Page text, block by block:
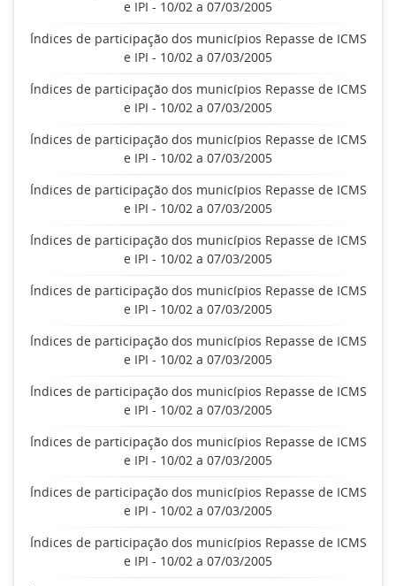
e IPI - 10/02 a 07/03/2005
Índices de participação dos municípios Repasse de ICMS
e IPI - 10/02 a 07/03/2005
Índices de participação dos municípios Repasse de ICMS
e IPI - 10/02 a 07/03/2005
Índices de participação dos municípios Repasse de ICMS
e IPI - 10/02 a 07/03/2005
Índices de participação dos municípios Repasse de ICMS
e IPI - 10/02 a 07/03/2005
Índices de participação dos municípios Repasse de ICMS
e IPI - 10/02 a 07/03/2005
Índices de participação dos municípios Repasse de ICMS
e IPI - 10/02 a 07/03/2005
Índices de participação dos municípios Repasse de ICMS
e IPI - 10/02 a 07/03/2005
Índices de participação dos municípios Repasse de ICMS
e IPI - 10/02 a 07/03/2005
Índices de participação dos municípios Repasse de ICMS
e IPI - 10/02 a 07/03/2005
Índices de participação dos municípios Repasse de ICMS
e IPI - 10/02 a 07/03/2005
Índices de participação dos municípios Repasse de ICMS
e IPI - 10/02 a 07/03/2005